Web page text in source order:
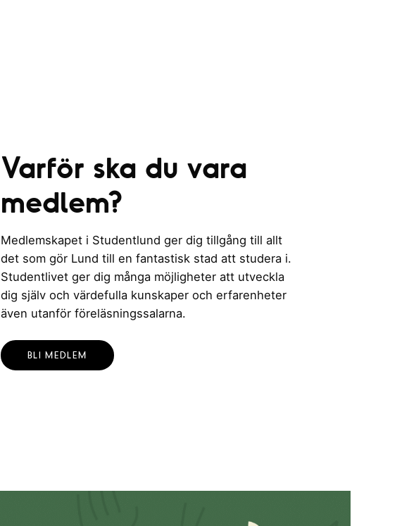
Varför ska du vara
medlem?
Medlemskapet i Studentlund ger dig tillgång till allt
det som gör Lund till en fantastisk stad att studera i.
Studentlivet ger dig många möjligheter att utveckla
dig själv och värdefulla kunskaper och erfarenheter
även utanför föreläsningssalarna.
BLI MEDLEM